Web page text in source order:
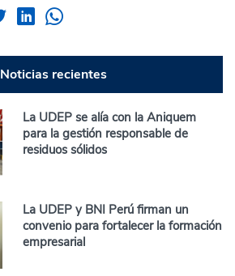
Noticias recientes
La UDEP se alía con la Aniquem
para la gestión responsable de
residuos sólidos
La UDEP y BNI Perú firman un
convenio para fortalecer la formación
empresarial